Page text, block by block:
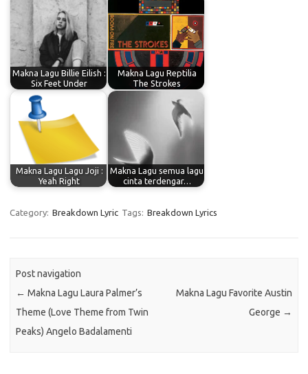
Makna Lagu Billie Eilish :
Six Feet Under
Makna Lagu Reptilia
The Strokes
Makna Lagu Lagu Joji :
Yeah Right
Makna Lagu semua lagu
cinta terdengar…
Category: Breakdown Lyric Tags: Breakdown Lyrics
Post navigation
← Makna Lagu Laura Palmer’s
Theme (Love Theme from Twin
Peaks) Angelo Badalamenti
Makna Lagu Favorite Austin
George →